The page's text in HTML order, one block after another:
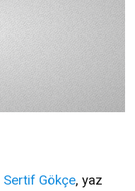
Sertif Gökçe, yaz